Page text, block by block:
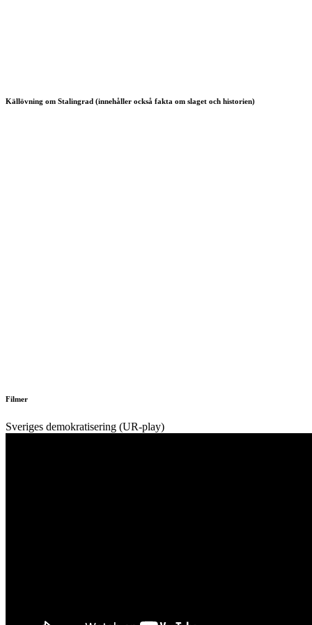
Källövning om Stalingrad (innehåller också fakta om slaget och historien)
Filmer
Sveriges demokratisering (UR-play)